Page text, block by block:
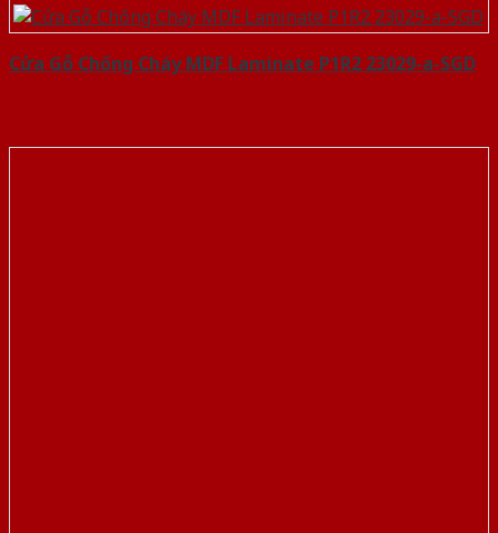
Cửa Gỗ Chống Cháy MDF Laminate P1R2 23029-a-SGD